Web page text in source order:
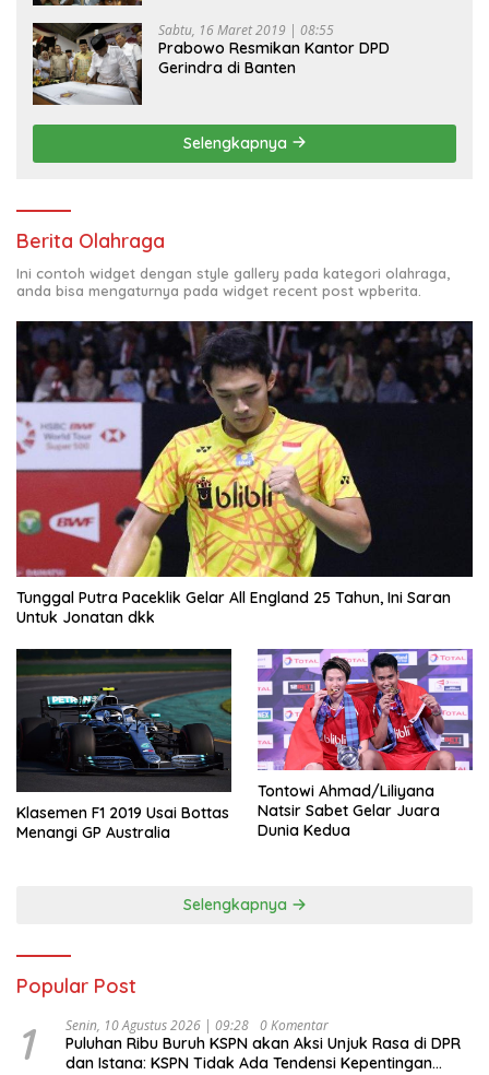
Sabtu, 16 Maret 2019 | 08:55
Prabowo Resmikan Kantor DPD
Gerindra di Banten
Selengkapnya
Berita Olahraga
Ini contoh widget dengan style gallery pada kategori olahraga,
anda bisa mengaturnya pada widget recent post wpberita.
Tunggal Putra Paceklik Gelar All England 25 Tahun, Ini Saran
Untuk Jonatan dkk
Klasemen F1 2019 Usai Bottas
Menangi GP Australia
Tontowi Ahmad/Liliyana
Natsir Sabet Gelar Juara
Dunia Kedua
Selengkapnya
Popular Post
1 Senin, 10 Agustus 2026 | 09:28 0 Komentar
Puluhan Ribu Buruh KSPN akan Aksi Unjuk Rasa di DPR
dan Istana: KSPN Tidak Ada Tendensi Kepentingan